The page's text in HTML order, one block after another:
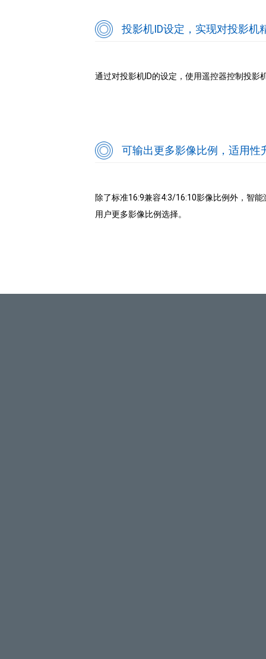
投影机ID设定，实现对投影机
通过对投影机ID的设定，使用遥控器控制投影
可输出更多影像比例，适用性
除了标准16:9兼容4:3/16:10影像比例外，智
用户更多影像比例选择。